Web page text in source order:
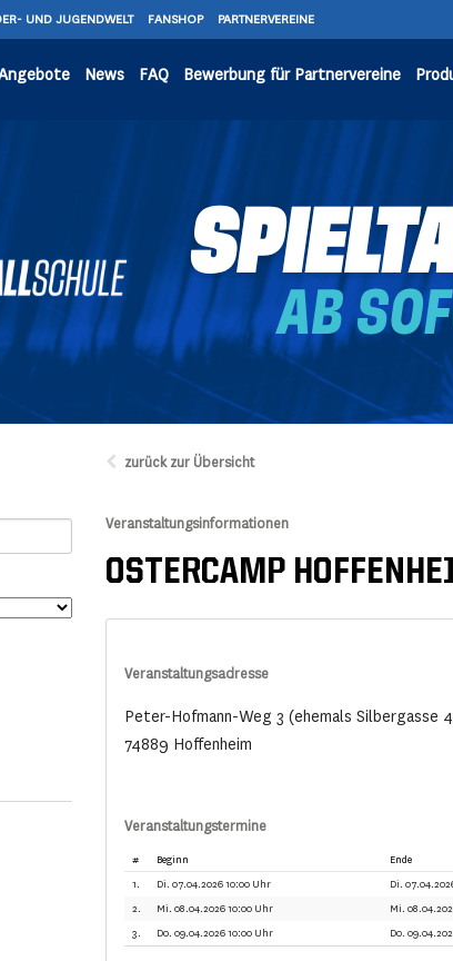
UND JUGENDWELT FANSHOP PARTNERVEREINE
News FAQ Bewerbung für Partnervereine
zurück zur Übersicht
Veranstaltungsinformationen
OSTERCAMP
Veranstaltungsadresse
Peter-Hofmann-Weg 3 (ehemals Silbergasse
74889 Hoffenheim
Veranstaltungstermine
# Beginn
Ende
1.
Di. 07.04.2026 10:00 Uhr
Di.
2.
Mi. 08.04.2026 10:00 Uhr
Mi.
3.
Do. 09.04.2026 10:00 Uhr Do.